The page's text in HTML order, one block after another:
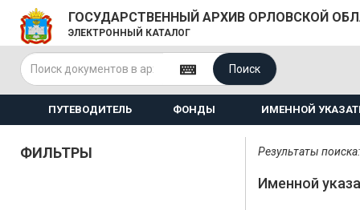
ГОСУДАРСТВЕННЫЙ АРХИВ ОРЛОВСКОЙ
ЭЛЕКТРОННЫЙ КАТАЛОГ
Поиск
ПУТЕВОДИТЕЛЬ ФОНДЫ ИМЕННОЙ
ФИЛЬТРЫ Результаты
Именной